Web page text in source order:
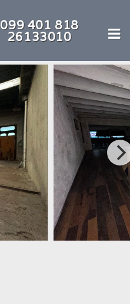
099 401 818
26133010